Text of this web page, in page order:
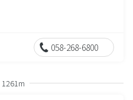
058-268-6800
1261m